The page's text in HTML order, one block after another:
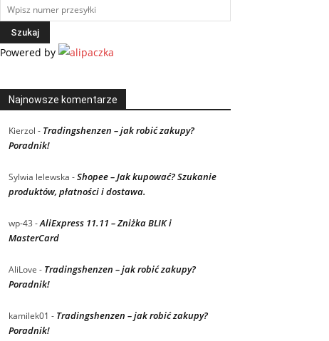
Powered by
Najnowsze komentarze
Kierzol - Tradingshenzen – jak robić zakupy?
Poradnik!
Sylwia lelewska -Shopee – Jak kupować? Szukanie
produktów, płatności i dostawa.
wp-43 -AliExpress 11.11 – Zniżka BLIK i
MasterCard
AliLove - Tradingshenzen – jak robić zakupy?
Poradnik!
kamilek01 - Tradingshenzen – jak robić zakupy?
Poradnik!